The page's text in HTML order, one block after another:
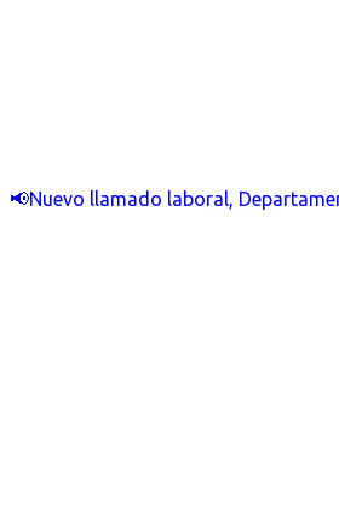
📢Nuevo llamado laboral,